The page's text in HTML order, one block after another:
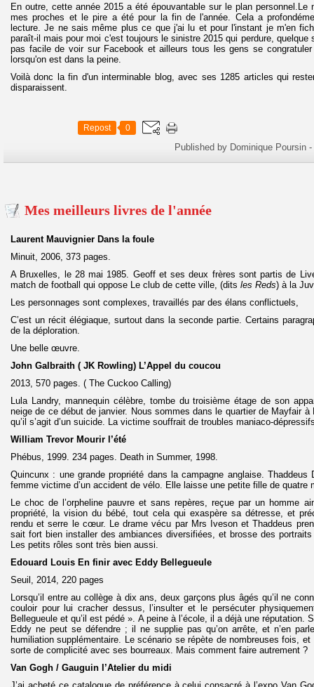
En outre, cette année 2015 a été épouvantable sur le plan personnel.Le
mes proches et le pire a été pour la fin de l'année. Cela a
lecture. Je ne sais même plus ce que j'ai lu et pour l'instant je m'en
paraît-il mais pour moi c'est toujours le sinistre 2015 qui perdure,
pas facile de voir sur Facebook et ailleurs tous les gens se
lorsqu'on est dans la peine.
Voilà donc la fin d'un interminable blog, avec ses 1285 articles qui
disparaissent.
Repost 0
Published by Dominique Poursin -
Mes meilleurs livres de l'année
Laurent Mauvignier Dans la foule
Minuit, 2006, 373 pages.
A Bruxelles, le 28 mai 1985. Geoff et ses deux frères sont partis de
match de football qui oppose Le club de cette ville, (dits les Reds) à la
Les personnages sont complexes, travaillés par des élans conflictuels,
C’est un récit élégiaque, surtout dans la seconde partie. Certains
de la déploration.
Une belle œuvre.
John Galbraith ( JK Rowling) L’Appel du coucou
2013, 570 pages. ( The Cuckoo Calling)
Lula Landry, mannequin célèbre, tombe du troisième étage de son
neige de ce début de janvier. Nous sommes dans le quartier de Mayfair à
qu’il s’agit d’un suicide. La victime souffrait de troubles maniaco-
William Trevor Mourir l’été
Phébus, 1999. 234 pages. Death in Summer, 1998.
Quincunx : une grande propriété dans la campagne anglaise. Thaddeus
femme victime d’un accident de vélo. Elle laisse une petite fille de quatre
Le choc de l’orpheline pauvre et sans repères, reçue par un homme
propriété, la vision du bébé, tout cela qui exaspère sa détresse, et
rendu et serre le cœur. Le drame vécu par Mrs Iveson et Thaddeus
sait fort bien installer des ambiances diversifiées, et brosse des
Les petits rôles sont très bien aussi.
Edouard Louis En finir avec Eddy Bellegueule
Seuil, 2014, 220 pages
Lorsqu’il entre au collège à dix ans, deux garçons plus âgés qu’il ne
couloir pour lui cracher dessus, l’insulter et le persécuter
Bellegueule et qu’il est pédé ». A peine à l’école, il a déjà une réputation.
Eddy ne peut se défendre ; il ne supplie pas qu’on arrête, et n’en
humiliation supplémentaire. Le scénario se répète de nombreuses fois, et
sorte de complicité avec ses bourreaux. Mais comment faire autrement ?
Van Gogh / Gauguin l’Atelier du midi